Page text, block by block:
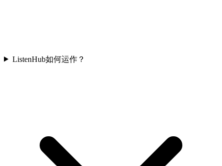
ListenHub如何运作？